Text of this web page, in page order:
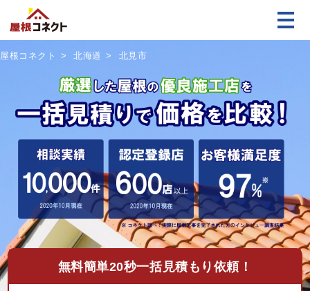
屋根コネクト 北海道 北見市
無料簡単20秒一括見積もり依頼！